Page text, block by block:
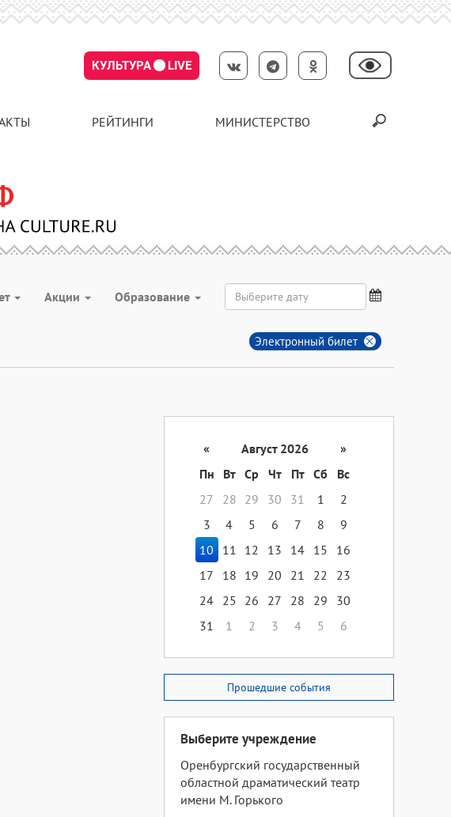
КУЛЬТУРА LIVE
РЕЙТИНГИ МИНИСТЕРСТВО
Акции Образование
Электронный билет
« Август 2026
»
Пн
Вт Ср Чт Пт Сб
Вс
27
28 29 30 31 1
2
3
4 5 6 7 8
9
10 11 12 13 14 15
16
17
18 19 20 21 22
23
24 25 26 27 28 29
30
31
1 2 3 4 5 6
Прошедшие события
Выберите учреждение
Оренбургский государственный
областной драматический театр
имени М. Горького